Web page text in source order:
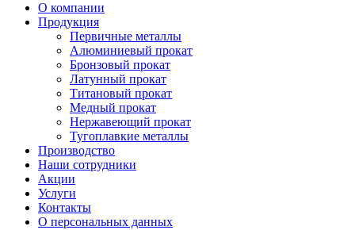
О компании
Продукция
Первичные металлы
Алюминиевый прокат
Бронзовый прокат
Латунный прокат
Титановый прокат
Медный прокат
Нержавеющий прокат
Тугоплавкие металлы
Производство
Наши сотрудники
Акции
Услуги
Контакты
О персональных данных